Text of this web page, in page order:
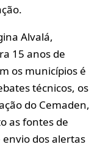
Alvalá,
15 anos de
os municípios é
técnicos, os
do Cemaden,
as fontes de
envio dos alertas